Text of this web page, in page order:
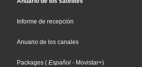
Informe de recepción
Anuario de los canales
Packages ( Español - Movistar+)